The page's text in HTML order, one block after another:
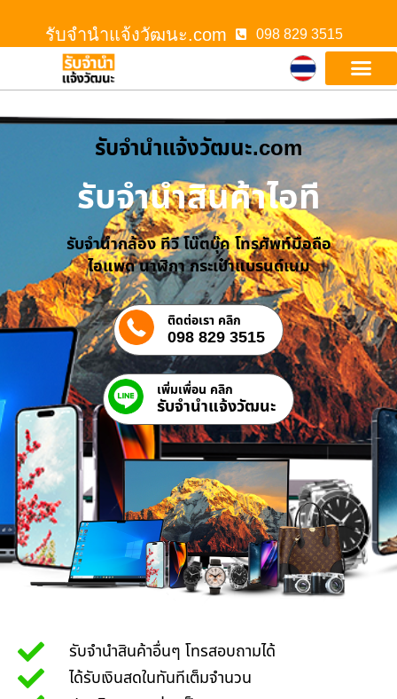
รับจํานําแจ้งวัฒนะ.com 098 829 3515
รับจํานําแจ้งวัฒนะ.com
รับจำนำสินค้าไอที
รับจำนำกล้อง ทีวี โน๊ตบุ๊ค โทรศัพท์มือถือ
ไอแพด นาฬิกา กระเป๋าแบรนด์เนม
ติดต่อเรา คลิก
098 829 3515
เพิ่มเพื่อน คลิก
รับจํานําแจ้งวัฒนะ
รับจำนำสินค้าอื่นๆ โทรสอบถามได้
ได้รับเงินสดในทันทีเต็มจำนวน